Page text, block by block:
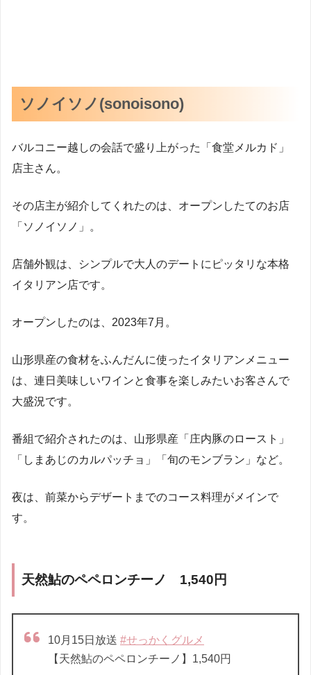
ソノイソノ(sonoisono)
バルコニー越しの会話で盛り上がった「食堂メルカド」
店主さん。
その店主が紹介してくれたのは、オープンしたてのお店
「ソノイソノ」。
店舗外観は、シンプルで大人のデートにピッタリな本格
イタリアン店です。
オープンしたのは、2023年7月。
山形県産の食材をふんだんに使ったイタリアンメニュー
は、連日美味しいワインと食事を楽しみたいお客さんで
大盛況です。
番組で紹介されたのは、山形県産「庄内豚のロースト」
「 しまあじのカルパッチョ」「旬のモンブラン」など。
夜は、前菜からデザートまでのコース料理がメインで
す。
天然鮎のペペロンチーノ 1,540円
10月15日放送 #せっかくグルメ
【天然鮎のペペロンチーノ】1,540円